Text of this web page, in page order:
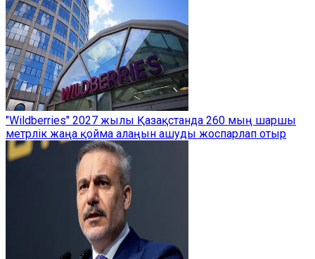
"Wildberries" 2027 жылы Қазақстанда 260 мың шаршы
метрлік жаңа қойма алаңын ашуды жоспарлап отыр